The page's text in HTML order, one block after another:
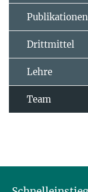
Publikationen
Drittmittel
Lehre
Team